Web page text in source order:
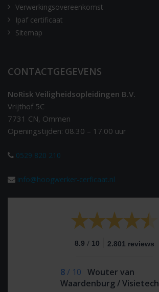
Verwerkingsovereenkomst
Ipaf certificaat
Sitemap
CONTACTGEGEVENS
NoRisk Veiligheidsopleidingen B.V.
Vrijthof 5C
7731 CN, Ommen
Openingstijden: 08.30 – 17.00 uur
0529 820 210
info@hoogwerker-cerficaat.nl
8.9 / 10 2.801 reviews
8/ 10 Wouter van
Waardenburg / Visietech